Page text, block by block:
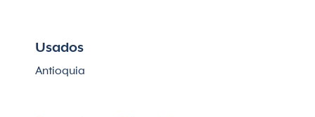
Usados
Antioquia